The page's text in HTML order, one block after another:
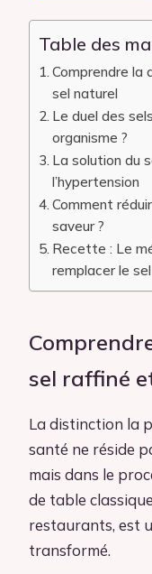
Table des
Comprendre la
sel naturel
Le duel des
organisme ?
La solution du
l’hypertension
Comment
saveur ?
Recette : Le
remplacer le sel
sel raffiné
La distinction la
santé ne réside
mais dans le
de table
restaurants, est
transformé.